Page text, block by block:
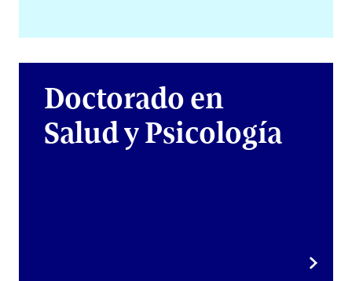
Doctorado en
Salud y Psicología